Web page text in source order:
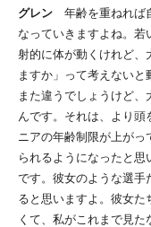
グレン 年齢を重ねれば
なっていきますよね。若
射的に体が動くけれど、
ますか」って考えない
また違うでしょうけど
んです。それは、より
ニアの年齢制限が上が
られるようになったと思
です。彼女のような選手
ると思いますよ。彼女
くて、私がこれまで見